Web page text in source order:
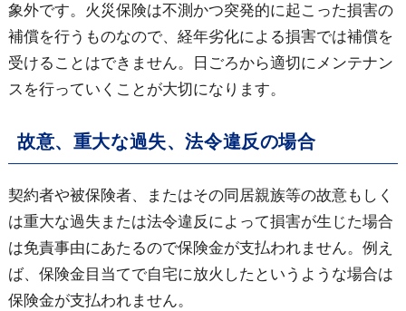
象外です。火災保険は不測かつ突発的に起こった損害の
補償を行うものなので、経年劣化による損害では補償を
受けることはできません。日ごろから適切にメンテナン
スを行っていくことが大切になります。
故意、重大な過失、法令違反の場合
契約者や被保険者、またはその同居親族等の故意もしく
は重大な過失または法令違反によって損害が生じた場合
は免責事由にあたるので保険金が支払われません。例え
ば、保険金目当てで自宅に放火したというような場合は
保険金が支払われません。